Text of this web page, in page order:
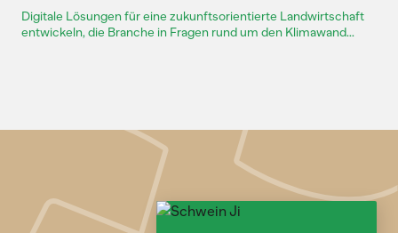
Digitale Lösungen für eine zukunftsorientierte Landwirtschaft
entwickeln, die Branche in Fragen rund um den Klimawand...